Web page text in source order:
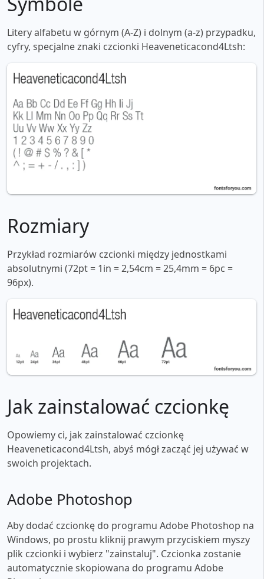
Litery alfabetu w górnym (A-Z) i dolnym (a-z) przypadku,
cyfry, specjalne znaki czcionki Heaveneticacond4Ltsh:
Rozmiary
Przykład rozmiarów czcionki między jednostkami
absolutnymi (72pt = 1in = 2,54cm = 25,4mm = 6pc =
96px).
Jak zainstalować czcionkę
Opowiemy ci, jak zainstalować czcionkę
Heaveneticacond4Ltsh, abyś mógł zacząć jej używać w
swoich projektach.
Adobe Photoshop
Aby dodać czcionkę do programu Adobe Photoshop na
Windows, po prostu kliknij prawym przyciskiem myszy
plik czcionki i wybierz "zainstaluj". Czcionka zostanie
automatycznie skopiowana do programu Adobe